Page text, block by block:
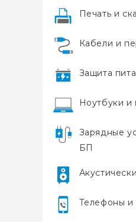
Печать и
Кабели и
Защита
Ноутбуки и
Зарядные
БП
Телефоны и